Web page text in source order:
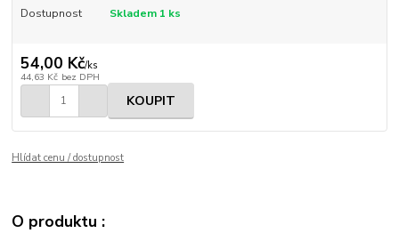
Dostupnost Skladem 1 ks
54,00 Kč/ks
44,63 Kč bez DPH
KOUPIT
Hlídat cenu / dostupnost
O produktu :